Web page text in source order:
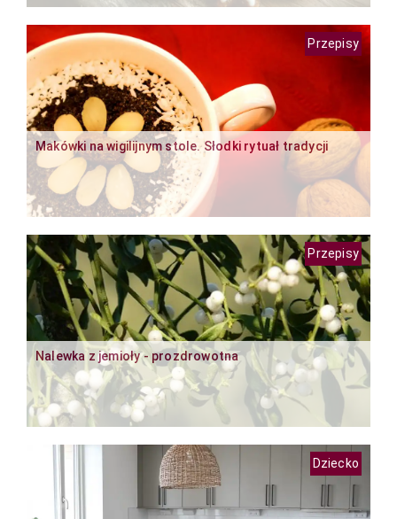
Makówki na wigilijnym stole. Słodki rytuał tradycji
Przepisy
Nalewka z jemioły - prozdrowotna
Przepisy
Dziecko